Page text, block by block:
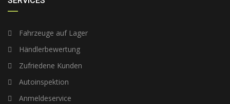
Fahrzeuge auf Lager
Händlerbewertung
Zufriedene Kunden
Autoinspektion
Anmeldeservice